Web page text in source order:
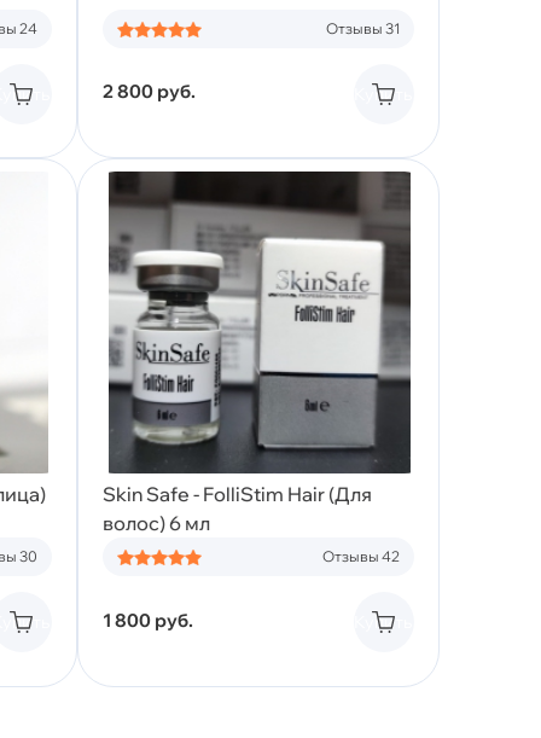
24
Купить
Отзывы 31
2 800 руб. Купить
30
Купить
Skin Safe - FolliStim Hair (Для
волос) 6 мл
Отзывы 42
1 800 руб. Купить